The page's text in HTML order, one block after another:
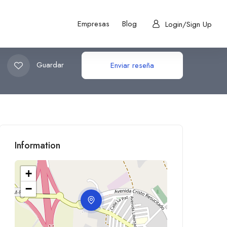
Empresas Blog Login/Sign Up
Guardar Enviar reseña
Information
+
−